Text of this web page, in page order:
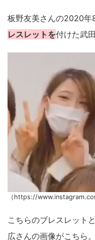
板野友美さんの2020年
レスレットを付けた武
（https://
こちらのブレスレット
広さんの画像がこちら。